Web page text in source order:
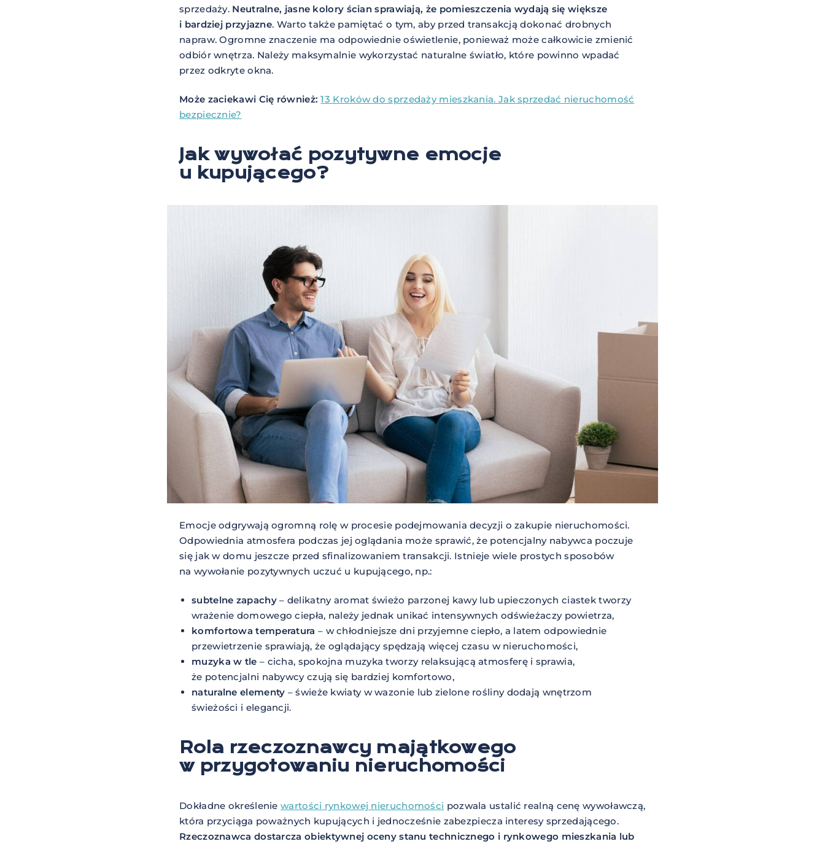
sprzedaży. Neutralne, jasne kolory ścian sprawiają, że pomieszczenia wydają się większe
i bardziej przyjazne. Warto także pamiętać o tym, aby przed transakcją dokonać drobnych
napraw. Ogromne znaczenie ma odpowiednie oświetlenie, ponieważ może całkowicie zmienić
odbiór wnętrza. Należy maksymalnie wykorzystać naturalne światło, które powinno wpadać
przez odkryte okna.
Może zaciekawi Cię również:13 Kroków do sprzedaży mieszkania. Jak sprzedać nieruchomość
bezpiecznie?
Jak wywołać pozytywne emocje
u kupującego?
Emocje odgrywają ogromną rolę w procesie podejmowania decyzji o zakupie nieruchomości.
Odpowiednia atmosfera podczas jej oglądania może sprawić, że potencjalny nabywca poczuje
się jak w domu jeszcze przed sfinalizowaniem transakcji. Istnieje wiele prostych sposobów
na wywołanie pozytywnych uczuć u kupującego, np.:
subtelne zapachy– delikatny aromat świeżo parzonej kawy lub upieczonych ciastek tworzy
wrażenie domowego ciepła, należy jednak unikać intensywnych odświeżaczy powietrza,
komfortowa temperatura – w chłodniejsze dni przyjemne ciepło, a latem odpowiednie
przewietrzenie sprawiają, że oglądający spędzają więcej czasu w nieruchomości,
muzyka w tle – cicha, spokojna muzyka tworzy relaksującą atmosferę i sprawia,
że potencjalni nabywcy czują się bardziej komfortowo,
naturalne elementy – świeże kwiaty w wazonie lub zielone rośliny dodają wnętrzom
świeżości i elegancji.
Rola rzeczoznawcy majątkowego
w przygotowaniu nieruchomości
Dokładne określeniewartości rynkowej nieruchomości pozwala ustalić realną cenę wywoławczą,
która przyciąga poważnych kupujących i jednocześnie zabezpiecza interesy sprzedającego.
Rzeczoznawca dostarcza obiektywnej oceny stanu technicznego i rynkowego mieszkania lub